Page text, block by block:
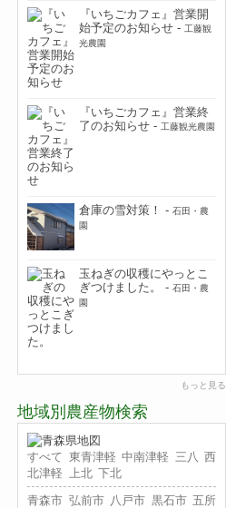
『いちごカフェ』営業開
始予定のお知らせ - 工藤観
光農園
『いちごカフェ』営業終
了のお知らせ - 工藤観光農園
倉庫の雪対策！ - 石田・農
園
玉ねぎの収穫にやっとこ
ぎつけました。
- 石田・農
園
もっと見る
地域別農産物検索
すべて 東青津軽 中南津軽 三八 西
北津軽
上北 下北
青森市 弘前市 八戸市 黒石市 五所